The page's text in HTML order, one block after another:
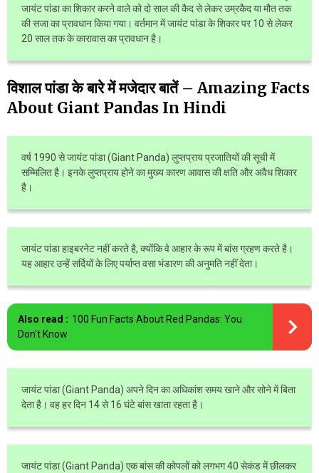
जायंट पांडा का शिकार करने वाले को दो साल की कैद से लेकर उम्रकैद या मौत तक
की सजा का प्रावधान किया गया। वर्तमान में जायंट पांडा के शिकार पर 10 से लेकर
20 साल तक के कारावास का प्रावधान है।
विशाल पांडा के बारे में मजेदार बातें – Amazing Facts
About Giant Pandas In Hindi
वर्ष 1990 से जायंट पांडा (Giant Panda) लुप्तप्राय प्रजातियों की सूची में
सम्मिलित है। इनके लुप्तप्राय होने का मुख्य कारण आवास की क्षति और अवैध शिकार
है।
जायंट पांडा हाइबरनेट नहीं करते है, क्योंकि वे आहार के रूप में बांस ग्रहण करते है।
यह आहार उन्हें सर्दियों के लिए पर्याप्त वसा भंडारण की अनुमति नहीं देता।
Also read : 100 Fun Facts About Red Pandas: You
Don't Know
जायंट पांडा (Giant Panda) अपने दिन का अधिकांश समय खाने और सोने में बिता
देता है। वह हर दिन 14 से 16 घंटे बांस खाता रहता है।
जायंट पांडा (Giant Panda) एक बांस की कोपलों को लगभग 40 सेकंड में छीलकर